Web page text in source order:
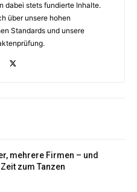
dabei stets fundierte Inhalte.
über unsere hohen
Standards und unsere
mehrere Firmen – und
zum Tanzen